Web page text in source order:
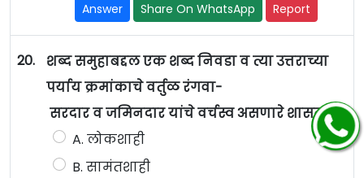
Answer Share On WhatsApp Report
20.
शब्द समुहाबद्दल एक शब्द निवडा व त्या उत्तराच्या
पर्याय क्रमांकाचे वर्तुळ रंगवा-
सरदार व जमिनदार यांचे वर्चस्व असणारे शासन
A. लोकशाही
B. सामंतशाही